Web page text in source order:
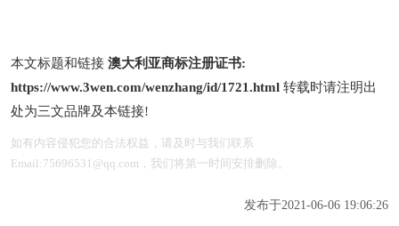
本文标题和链接 澳大利亚商标注册证书:
https://www.3wen.com/wenzhang/id/1721.html 转载时请注明出
处为三文品牌及本链接!
如有内容侵犯您的合法权益，请及时与我们联系
Email:75696531@qq.com，我们将第一时间安排删除。
发布于2021-06-06 19:06:26